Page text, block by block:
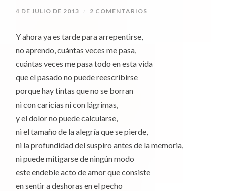
4 DE JULIO DE 2013 / 2 COMENTARIOS
Y ahora ya es tarde para arrepentirse,
no aprendo, cuántas veces me pasa,
cuántas veces me pasa todo en esta vida
que el pasado no puede reescribirse
porque hay tintas que no se borran
ni con caricias ni con lágrimas,
y el dolor no puede calcularse,
ni el tamaño de la alegría que se pierde,
ni la profundidad del suspiro antes de la memoria,
ni puede mitigarse de ningún modo
este endeble acto de amor que consiste
en sentir a deshoras en el pecho